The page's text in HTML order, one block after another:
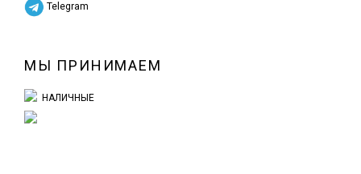
Telegram
МЫ ПРИНИМАЕМ
НАЛИЧНЫЕ